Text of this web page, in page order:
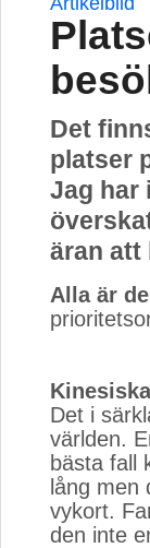
Det
platser
Jag har
äran att
Alla är
Det i
världen.
bästa fall
lång
vykort.
den inte